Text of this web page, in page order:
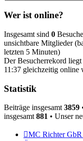
Wer ist online?
Insgesamt sind 0
unsichtbare Mitglieder
letzten 5 Minuten)
Der Besucherrekord liegt
11:37 gleichzeitig online
Statistik
Beiträge insgesamt 3859
insgesamt 881 • Unser
MC Richter GbR